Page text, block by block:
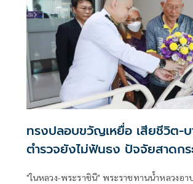
ทรงปลอบขวัญเหยื่อ เสียชีวิต-บ
ตำรวจยังไม่ฟันธง ปัจจัยส
"ในหลวง-พระราชินี" พระราชทานน้ำหลวงอ